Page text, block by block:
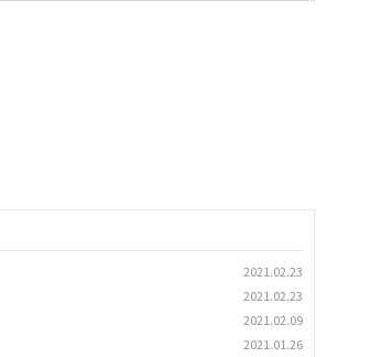
2021.02.23
2021.02.23
2021.02.09
2021.01.26